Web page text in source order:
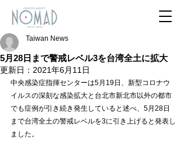
5月28日まで警戒レベル3を台湾全土に拡大
Taiwan News
更新日： 2021年6月11日
中央感染症指揮センターは5月19日、新型コロナウ
イルスの深刻な感染拡大と台北市新北市以外の都市
でも症例が引き続き発生していると述べ、5月28日
まで台湾全土の警戒レベルを3に引き上げると発表し
ました。